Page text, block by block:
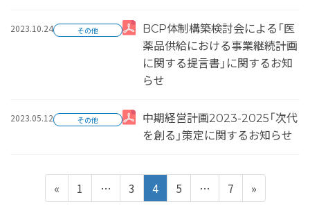
2023.10.24 その他
BCP体制構築検討会による「医
薬品供給における事業継続計画
に関する提言書」に関するお知
らせ
2023.05.12 その他
中期経営計画2023-2025「次代
を創る」策定に関するお知らせ
«
固
定
1 …
固
定
3
固
定
4
固
定
5 …
固
定
7 »